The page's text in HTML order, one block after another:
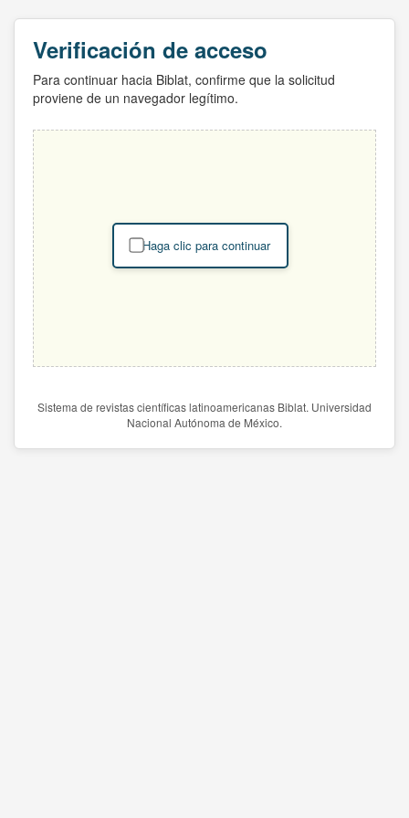
Verificación de acceso
Para continuar hacia Biblat, confirme que la solicitud
proviene de un navegador legítimo.
Haga clic para continuar
Sistema de revistas científicas latinoamericanas Biblat. Universidad
Nacional Autónoma de México.